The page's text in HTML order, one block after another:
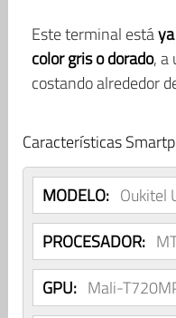
Este terminal está
color gris o dorado, a
costando alrededor
Características
MODELO: Oukitel
PROCESADOR:
GPU: Mali-